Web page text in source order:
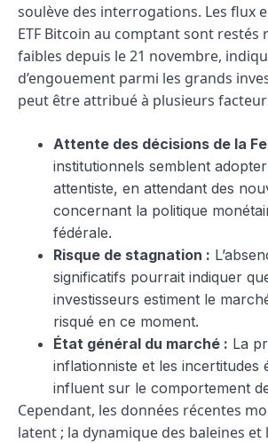
soulève des interrogations. Les flux
ETF Bitcoin au comptant sont restés
faibles depuis le 21 novembre,
d’engouement parmi les grands
peut être attribué à plusieurs
Attente des décisions de la
institutionnels semblent
attentiste, en attendant des
concernant la politique
fédérale.
Risque de stagnation :
significatifs pourrait indiquer
investisseurs estiment le
risqué en ce moment.
État général du marché : La
inflationniste et les incertitudes
influent sur le comportement
Cependant, les données récentes
latent ; la dynamique des baleines et